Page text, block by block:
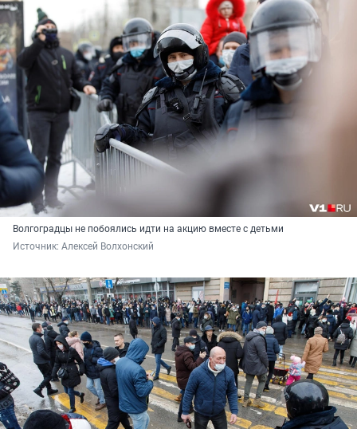
Волгоградцы не побоялись идти на акцию вместе с детьми
Источник: Алексей Волхонский